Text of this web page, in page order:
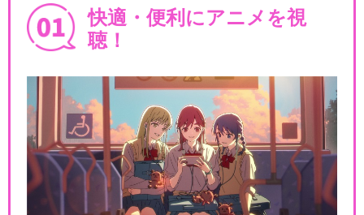
快適・便利にアニメを視
聴！